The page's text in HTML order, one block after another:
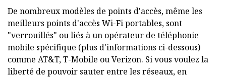
De nombreux modèles de points d'accès, même les
meilleurs points d'accès Wi-Fi portables, sont
"verrouillés" ou liés à un opérateur de téléphonie
mobile spécifique (plus d'informations ci-dessous)
comme AT&T, T-Mobile ou Verizon. Si vous voulez la
liberté de pouvoir sauter entre les réseaux, en